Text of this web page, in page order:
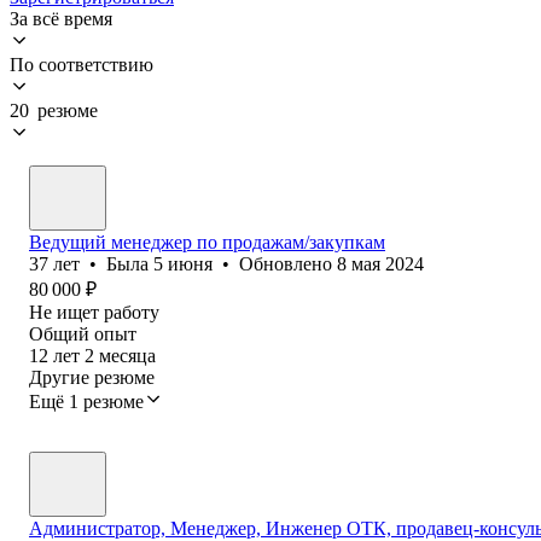
За всё время
По соответствию
20 резюме
Ведущий менеджер по продажам/закупкам
37 лет • Была 5 июня • Обновлено 8 мая 2024
80 000 ₽
Не ищет работу
Общий опыт
12 лет 2 месяца
Другие резюме
Ещё 1 резюме
Администратор, Менеджер, Инженер ОТК, продавец-